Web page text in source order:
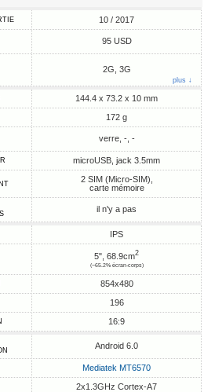
10 / 2017
95 USD
2G, 3G
plus ↓
144.4 x 73.2 x 10 mm
172 g
verre, -, -
microUSB, jack 3.5mm
2 SIM (Micro-SIM),
carte mémoire
il n'y a pas
IPS
5", 68.9cm2
(~65.2% écran-corps)
854x480
196
16:9
Android 6.0
Mediatek MT6570
2x1.3GHz Cortex-A7